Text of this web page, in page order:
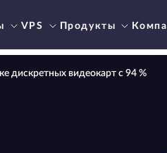
VPS Продукты
дискретных видеокарт с 94 %